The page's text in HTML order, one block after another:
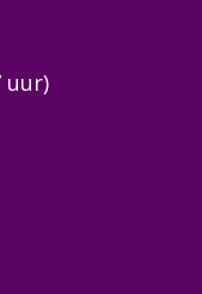
uur)